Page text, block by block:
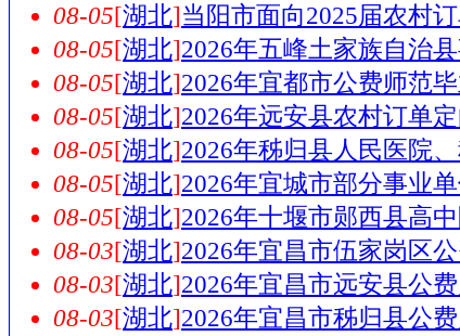
08-05[湖北]当阳市面向2025届农村
08-05[湖北]2026年五峰土家族自治
08-05[湖北]2026年宜都市公费师范
08-05[湖北]2026年远安县农村订单
08-05[湖北]2026年秭归县人民医院
08-05[湖北]2026年宜城市部分事业
08-05[湖北]2026年十堰市郧西县高
08-03[湖北]2026年宜昌市伍家岗区
08-03[湖北]2026年宜昌市远安县公
08-03[湖北]2026年宜昌市秭归县公